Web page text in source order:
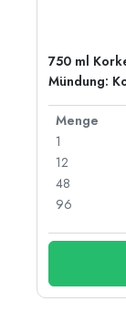
750 ml
Mündung:
Menge
1
12
48
96